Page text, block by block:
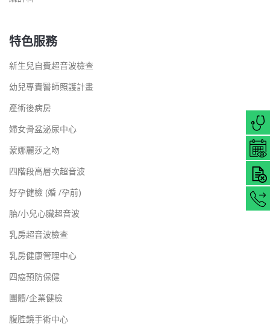
特色服務
新生兒自費超音波檢查
幼兒專責醫師照護計畫
產術後病房
婦女骨盆泌尿中心
蒙娜麗莎之吻
四階段高層次超音波
好孕健檢 (婚 /孕前)
胎/小兒心臟超音波
乳房超音波檢查
乳房健康管理中心
四癌預防保健
團體/企業健檢
腹腔鏡手術中心